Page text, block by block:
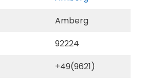
Amberg
92224
+49(9621)